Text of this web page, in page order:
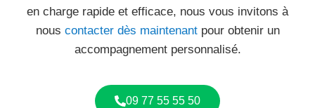
en charge rapide et efficace, nous vous invitons à
nous contacter dès maintenantpour obtenir un
accompagnement personnalisé.
09 77 55 55 50